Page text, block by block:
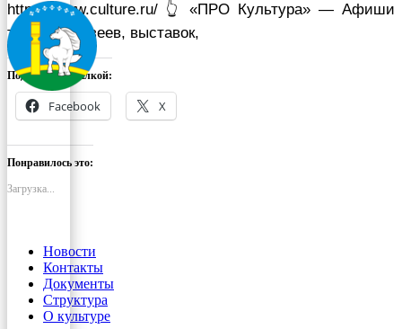
https://www.culture.ru/ 👆 «ПРО Культура» — Афиши
театров, музеев, выставок,
Поделиться ссылкой:
Facebook X
Понравилось это:
Загрузка...
Новости
Контакты
Документы
Структура
О культуре